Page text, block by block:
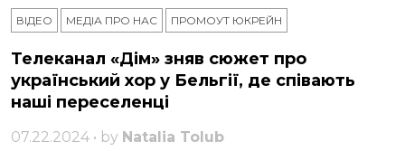
ВІДЕО МЕДІА ПРО НАС ПРОМОУТ ЮКРЕЙН
Телеканал «Дім» зняв сюжет про
український хор у Бельгії, де співають
наші переселенці
07.22.2024 • by Natalia Tolub